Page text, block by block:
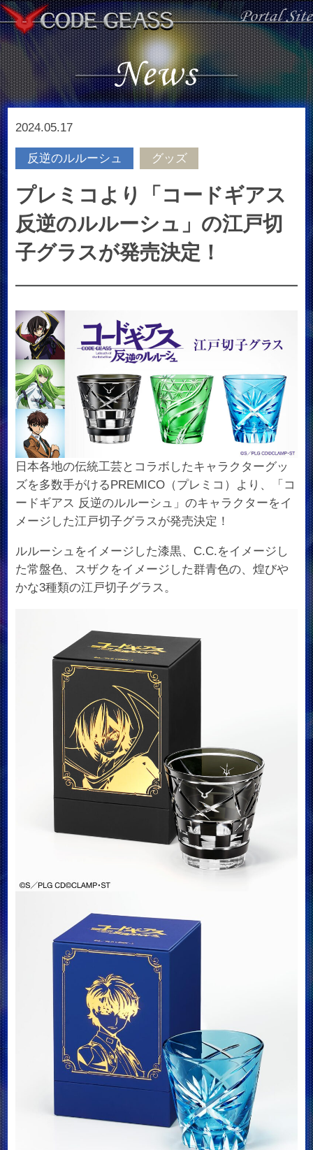
2024.05.17
反逆のルルーシュ グッズ
プレミコより「コードギアス
反逆のルルーシュ」の江戸切
子グラスが発売決定！
日本各地の伝統工芸とコラボしたキャラクターグッ
ズを多数手がけるPREMICO（プレミコ）より、「コ
ードギアス 反逆のルルーシュ」のキャラクターをイ
メージした江戸切子グラスが発売決定！
ルルーシュをイメージした漆黒、C.C.をイメージし
た常盤色、スザクをイメージした群青色の、煌びや
かな3種類の江戸切子グラス。